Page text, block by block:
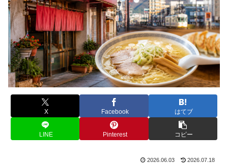
X Facebook はてブ
LINE Pinterest コピー
2026.06.03 2026.07.18